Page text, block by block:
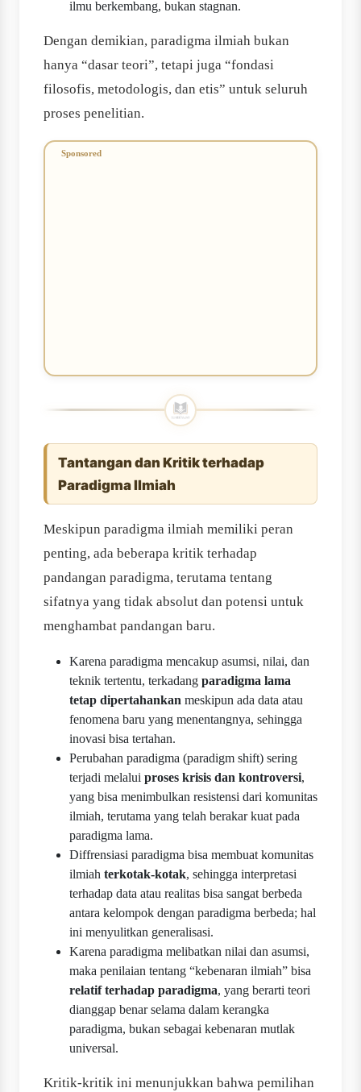
ilmu berkembang, bukan stagnan.
Dengan demikian, paradigma ilmiah bukan
hanya “dasar teori”, tetapi juga “fondasi
filosofis, metodologis, dan etis” untuk seluruh
proses penelitian.
Tantangan dan Kritik terhadap
Paradigma Ilmiah
Meskipun paradigma ilmiah memiliki peran
penting, ada beberapa kritik terhadap
pandangan paradigma, terutama tentang
sifatnya yang tidak absolut dan potensi untuk
menghambat pandangan baru.
Karena paradigma mencakup asumsi, nilai, dan
teknik tertentu, terkadang paradigma lama
tetap dipertahankan meskipun ada data atau
fenomena baru yang menentangnya, sehingga
inovasi bisa tertahan.
Perubahan paradigma (paradigm shift) sering
terjadi melalui proses krisis dan kontroversi,
yang bisa menimbulkan resistensi dari komunitas
ilmiah, terutama yang telah berakar kuat pada
paradigma lama.
Diffrensiasi paradigma bisa membuat komunitas
ilmiah terkotak-kotak, sehingga interpretasi
terhadap data atau realitas bisa sangat berbeda
antara kelompok dengan paradigma berbeda; hal
ini menyulitkan generalisasi.
Karena paradigma melibatkan nilai dan asumsi,
maka penilaian tentang “kebenaran ilmiah” bisa
relatif terhadap paradigma, yang berarti teori
dianggap benar selama dalam kerangka
paradigma, bukan sebagai kebenaran mutlak
universal.
Kritik-kritik ini menunjukkan bahwa pemilihan